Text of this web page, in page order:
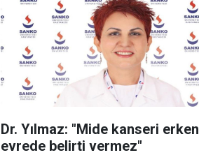
Dr. Yılmaz: "Mide kanseri erken
evrede belirti vermez"